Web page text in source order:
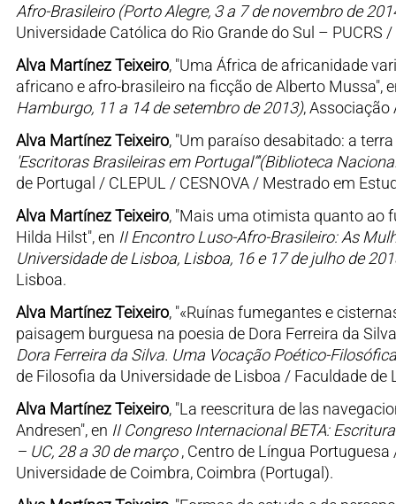
Afro-Brasileiro (Porto Alegre, 3 a 7 de novembro de
Universidade Católica do Rio Grande do Sul – PUCRS
Alva Martínez Teixeiro, "Uma África de africanidade
africano e afro-brasileiro na ficção de Alberto Mussa",
Hamburgo, 11 a 14 de setembro de 2013), Associação
Alva Martínez Teixeiro, "Um paraíso desabitado: a
'Escritoras Brasileiras em Portugal”'(Biblioteca
de Portugal / CLEPUL / CESNOVA / Mestrado em
Alva Martínez Teixeiro, "Mais uma otimista quanto ao
Hilda Hilst", en II Encontro Luso-Afro-Brasileiro: As
Universidade de Lisboa, Lisboa, 16 e 17 de julho de
Lisboa.
Alva Martínez Teixeiro, "«Ruínas fumegantes e
paisagem burguesa na poesia de Dora Ferreira da
Dora Ferreira da Silva. Uma Vocação Poético-
de Filosofia da Universidade de Lisboa / Faculdade
Alva Martínez Teixeiro, "La reescritura de las
Andresen", en II Congreso Internacional BETA:
– UC, 28 a 30 de março, Centro de Língua
Universidade de Coimbra, Coimbra (Portugal).